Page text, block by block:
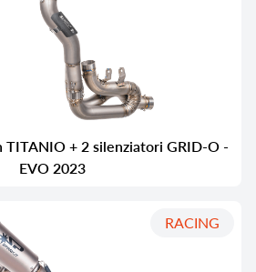
+ 2 silenziatori GRID-O -
EVO 2023
RACING